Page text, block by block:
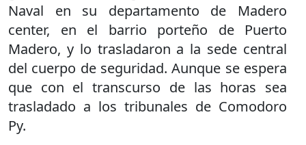
Naval en su departamento de Madero
center, en el barrio porteño de Puerto
Madero, y lo trasladaron a la sede central
del cuerpo de seguridad. Aunque se espera
que con el transcurso de las horas sea
trasladado a los tribunales de Comodoro
Py.